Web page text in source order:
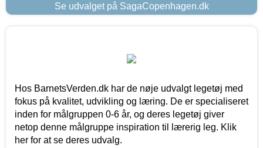
Se udvalget på SagaCopenhagen.dk
Hos BarnetsVerden.dk har de nøje udvalgt legetøj med
fokus på kvalitet, udvikling og læring. De er specialiseret
inden for målgruppen 0-6 år, og deres legetøj giver
netop denne målgruppe inspiration til lærerig leg. Klik
her for at se deres udvalg.